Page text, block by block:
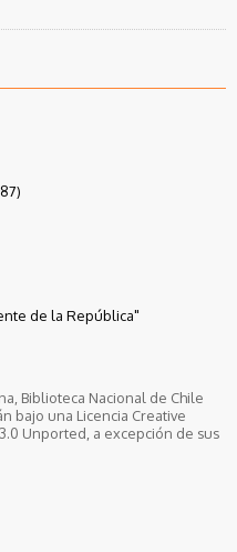
de la República"
Biblioteca Nacional de Chile
bajo una Licencia Creative
Unported, a excepción de sus